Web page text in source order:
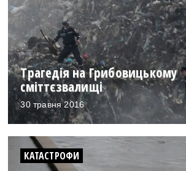
Трагедія на Грибовицькому
сміттєзвалищі
30 травня 2016
КАТАСТРОФИ